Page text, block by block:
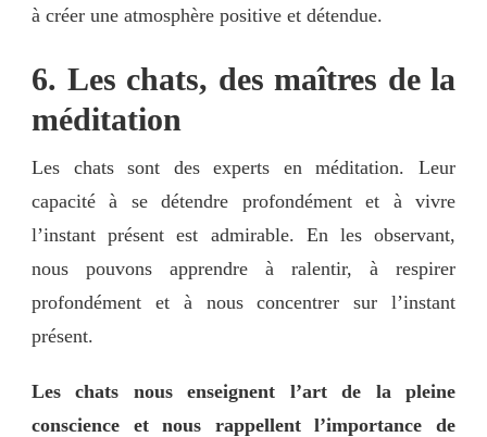
à créer une atmosphère positive et détendue.
6. Les chats, des maîtres de la
méditation
Les chats sont des experts en méditation. Leur
capacité à se détendre profondément et à vivre
l’instant présent est admirable. En les observant,
nous pouvons apprendre à ralentir, à respirer
profondément et à nous concentrer sur l’instant
présent.
Les chats nous enseignent l’art de la pleine
conscience et nous rappellent l’importance de